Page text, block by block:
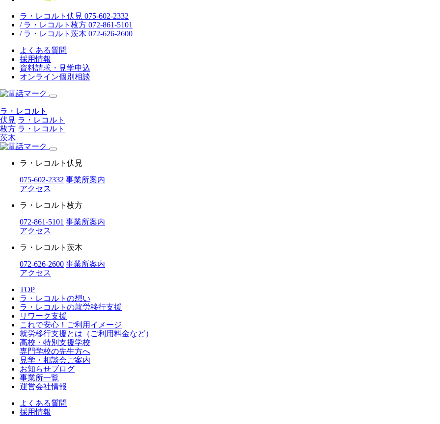
ラ・レコルト伏見 075-602-2332
/ ラ・レコルト枚方 072-861-5101
/ ラ・レコルト茨木 072-626-2600
よくある質問
採用情報
資料請求・見学申込
オンライン個別相談
ラ・レコルト
伏見 ラ・レコルト
枚方 ラ・レコルト
茨木
ラ・レコルト伏見
075-602-2332 事業所案内
アクセス
ラ・レコルト枚方
072-861-5101 事業所案内
アクセス
ラ・レコルト茨木
072-626-2600 事業所案内
アクセス
TOP
ラ・レコルトの想い
ラ・レコルトの就労移行支援
リワーク支援
これで安心！ご利用イメージ
就労移行支援とは（ご利用料金など）
高校・特別支援学校
専門学校の先生方へ
見学・相談会ご案内
お知らせブログ
事業所一覧
運営会社情報
よくある質問
採用情報